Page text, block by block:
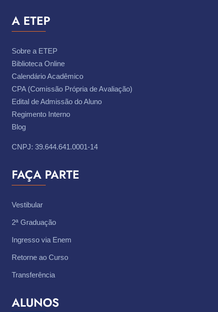
A ETEP
Sobre a ETEP
Biblioteca Online
Calendário Acadêmico
CPA (Comissão Própria de Avaliação)
Edital de Admissão do Aluno
Regimento Interno
Blog
CNPJ: 39.644.641.0001-14
FAÇA PARTE
Vestibular
2ª Graduação
Ingresso via Enem
Retorne ao Curso
Transferência
ALUNOS